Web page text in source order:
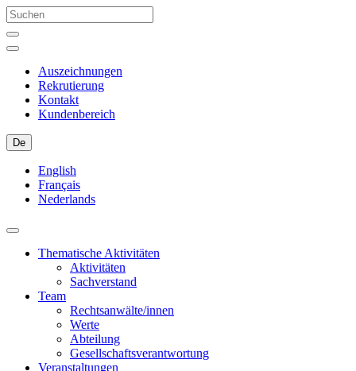
Auszeichnungen
Rekrutierung
Kontakt
Kundenbereich
De
English
Français
Nederlands
Thematische Aktivitäten
Aktivitäten
Sachverstand
Team
Rechtsanwälte/innen
Werte
Abteilung
Gesellschaftsverantwortung
Veranstaltungen